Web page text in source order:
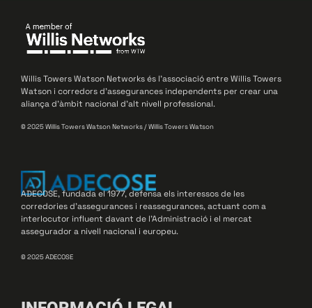
Willis Towers Watson Networks és l’associació entre Willis Towers
Watson i corredors d’assegurances independents per crear una
aliança d’àmbit nacional d’alt nivell professional.
© 2025 Willis Towers Watson Networks / Willis Towers Watson
ADECOSE, fundada el 1977, defensa els interessos de les
corredories d’assegurances i reassegurances, actuant com a
interlocutor influent davant de l’Administració i el mercat
assegurador a nivell nacional i europeu.
© 2025 ADECOSE